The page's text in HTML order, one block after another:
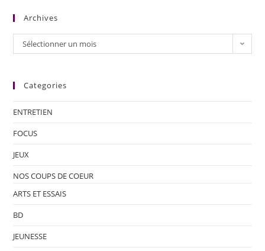
Archives
Sélectionner un mois
Categories
ENTRETIEN
FOCUS
JEUX
NOS COUPS DE COEUR
ARTS ET ESSAIS
BD
JEUNESSE